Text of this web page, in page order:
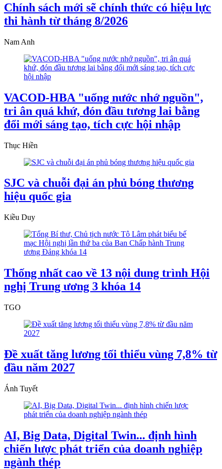
Chính sách mới sẽ chính thức có hiệu lực
thi hành từ tháng 8/2026
Nam Anh
VACOD-HBA "uống nước nhớ nguồn",
tri ân quá khứ, đón đầu tương lai bằng
đổi mới sáng tạo, tích cực hội nhập
Thục Hiền
SJC và chuỗi đại án phủ bóng thương
hiệu quốc gia
Kiều Duy
Thống nhất cao về 13 nội dung trình Hội
nghị Trung ương 3 khóa 14
TGO
Đề xuất tăng lương tối thiểu vùng 7,8% từ
đầu năm 2027
Ánh Tuyết
AI, Big Data, Digital Twin... định hình
chiến lược phát triển của doanh nghiệp
ngành thép